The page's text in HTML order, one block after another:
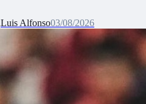
Luis Alfonso03/08/2026